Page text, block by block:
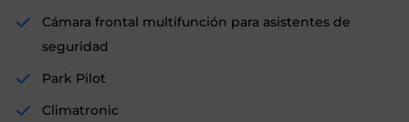
Cámara frontal multifunción para asistentes de
seguridad
Park Pilot
Climatronic